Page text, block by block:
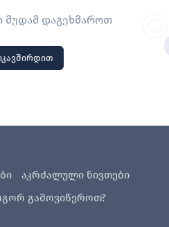
მუდამ დაგეხმაროთ
აკრძალული ნივთები
გამოვიწეროთ?